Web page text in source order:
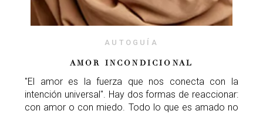
AUTOGUÍA
AMOR INCONDICIONAL
"El amor es la fuerza que nos conecta con la
intención universal". Hay dos formas de reaccionar:
con amor o con miedo. Todo lo que es amado no